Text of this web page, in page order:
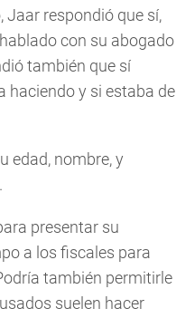
Jaar respondió que sí,
con su abogado
también que sí
haciendo y si estaba de
edad, nombre, y
presentar su
a los fiscales para
también permitirle
suelen hacer